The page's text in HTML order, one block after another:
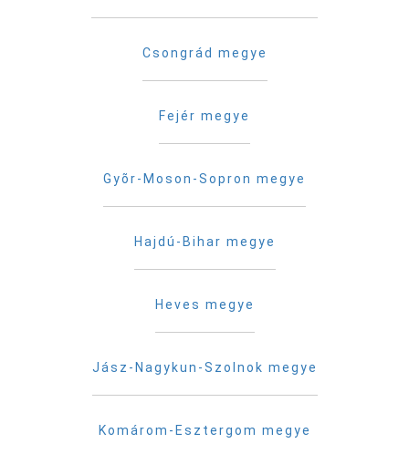
Csongrád megye
Fejér megye
Gyõr-Moson-Sopron megye
Hajdú-Bihar megye
Heves megye
Jász-Nagykun-Szolnok megye
Komárom-Esztergom megye